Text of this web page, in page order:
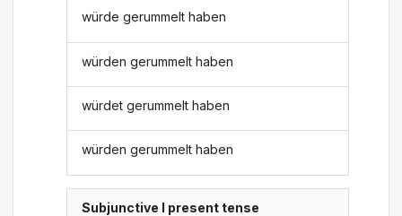
würde gerummelt haben
würden gerummelt haben
würdet gerummelt haben
würden gerummelt haben
Subjunctive I present tense